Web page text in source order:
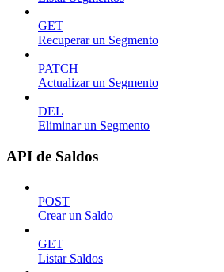
GET
Recuperar un Segmento
PATCH
Actualizar un Segmento
DEL
Eliminar un Segmento
API de Saldos
POST
Crear un Saldo
GET
Listar Saldos